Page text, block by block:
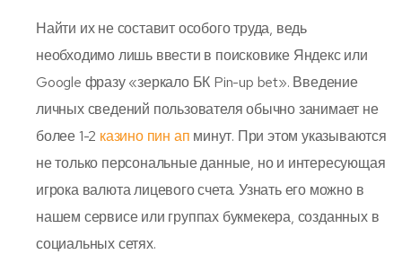
Найти их не составит особого труда, ведь
необходимо лишь ввести в поисковике Яндекс или
Google фразу «зеркало БК Pin-up bet». Введение
личных сведений пользователя обычно занимает не
более 1-2 казино пин ап минут. При этом указываются
не только персональные данные, но и интересующая
игрока валюта лицевого счета. Узнать его можно в
нашем сервисе или группах букмекера, созданных в
социальных сетях.